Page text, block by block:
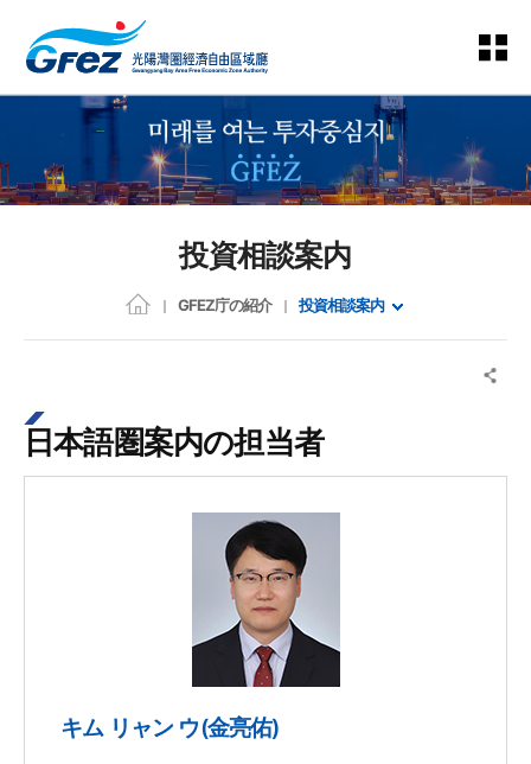
投資相談案内
GFEZ庁の紹介 投資相談案内
日本語圏案内の担当者
キム リャン ウ(金亮佑)